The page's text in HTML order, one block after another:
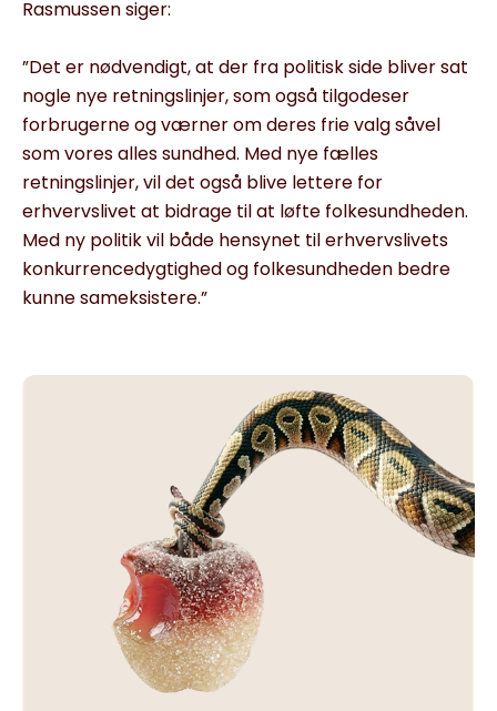
Rasmussen siger:
”Det er nødvendigt, at der fra politisk side bliver sat
nogle nye retningslinjer, som også tilgodeser
forbrugerne og værner om deres frie valg såvel
som vores alles sundhed. Med nye fælles
retningslinjer, vil det også blive lettere for
erhvervslivet at bidrage til at løfte folkesundheden.
Med ny politik vil både hensynet til erhvervslivets
konkurrencedygtighed og folkesundheden bedre
kunne sameksistere.”